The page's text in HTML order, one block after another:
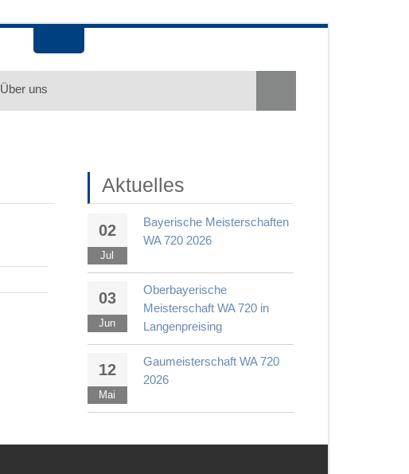
Über uns
Aktuelles
02
Jul
Bayerische Meisterschaften
WA 720 2026
03
Jun
Oberbayerische
Meisterschaft WA 720 in
Langenpreising
12
Mai
Gaumeisterschaft WA 720
2026